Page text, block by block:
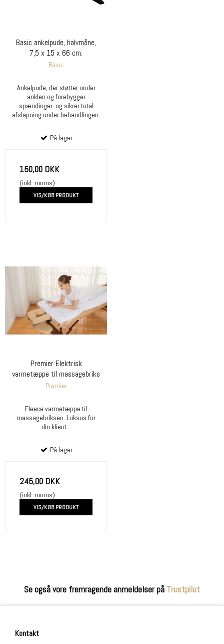
Basic ankelpude, halvmåne,
7,5 x 15 x 66 cm.
Basic
Ankelpude, der støtter under
anklen og forebygger
spændinger og sikrer total
afslapning under behandlingen.
På lager
150,00 DKK
(inkl. moms)
VIS/KØB PRODUKT
Premier Elektrisk
varmetæppe til massagebriks
Premier
Fleece varmetæppe til
massagebriksen. Luksus for
din klient...
På lager
245,00 DKK
(inkl. moms)
VIS/KØB PRODUKT
Se også vore fremragende anmeldelser på Trustpilot
Kontakt